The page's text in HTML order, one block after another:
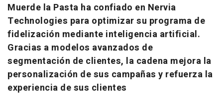
Muerde la Pasta ha confiado en Nervia
Technologies para optimizar su programa de
fidelización mediante inteligencia artificial.
Gracias a modelos avanzados de
segmentación de clientes, la cadena mejora la
personalización de sus campañas y refuerza la
experiencia de sus clientes